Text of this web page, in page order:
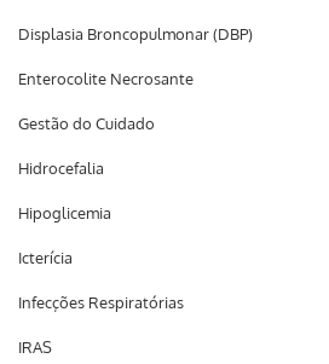
Displasia Broncopulmonar (DBP)
Enterocolite Necrosante
Gestão do Cuidado
Hidrocefalia
Hipoglicemia
Icterícia
Infecções Respiratórias
IRAS